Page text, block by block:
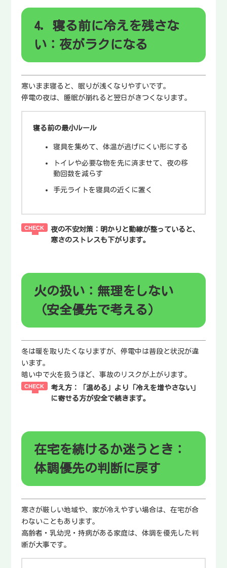
4. 寝る前に冷えを残さな
い：夜がラクになる
寒いまま寝ると、眠りが浅くなりやすいです。
停電の夜は、睡眠が崩れると翌日がきつくなります。
寝る前の最小ルール
寝具を集めて、体温が逃げにくい形にする
トイレや必要な物を先に済ませて、夜の移
動回数を減らす
手元ライトを寝具の近くに置く
夜の不安対策： 明かりと動線が整っていると、
寒さのストレスも下がります。
火の扱い：無理をしない
（安全優先で考える）
冬は暖を取りたくなりますが、停電中は普段と状況が違
います。
暗い中で火を扱うほど、事故のリスクが上がります。
考え方：
「温める」より「冷えを増やさない」
に寄せる方が安全で続きます。
在宅を続けるか迷うとき：
体調優先の判断に戻す
寒さが厳しい地域や、家が冷えやすい場合は、在宅が合
わないこともあります。
高齢者・乳幼児・持病がある家庭は、体調を優先した判
断が大事です。